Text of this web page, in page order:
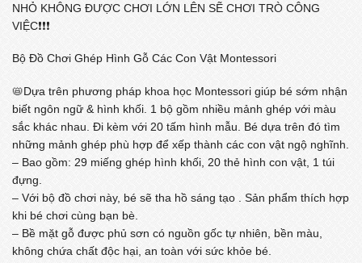
NHỎ KHÔNG ĐƯỢC CHƠI LỚN LÊN SẼ CHƠI TRÒ CÔNG
VIỆC❗❗❗
Bộ Đồ Chơi Ghép Hình Gỗ Các Con Vật Montessori
📛Dựa trên phương pháp khoa học Montessori giúp bé sớm nhận
biết ngôn ngữ & hình khối. 1 bộ gồm nhiều mảnh ghép với màu
sắc khác nhau. Đi kèm với 20 tấm hình mẫu. Bé dựa trên đó tìm
những mảnh ghép phù hợp để xếp thành các con vật ngộ nghĩnh.
– Bao gồm: 29 miếng ghép hình khối, 20 thẻ hình con vật, 1 túi
đựng.
– Với bộ đồ chơi này, bé sẽ tha hồ sáng tạo . Sản phẩm thích hợp
khi bé chơi cùng bạn bè.
– Bề mặt gỗ được phủ sơn có nguồn gốc tự nhiên, bền màu,
không chứa chất độc hại, an toàn với sức khỏe bé.